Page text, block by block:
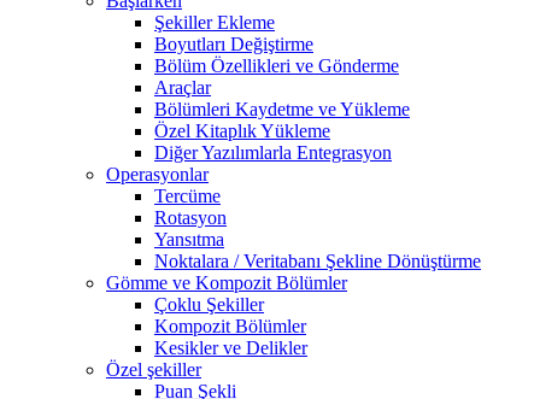
Şekiller Ekleme
Boyutları Değiştirme
Bölüm Özellikleri ve Gönderme
Araçlar
Bölümleri Kaydetme ve Yükleme
Özel Kitaplık Yükleme
Diğer Yazılımlarla Entegrasyon
Operasyonlar
Tercüme
Rotasyon
Yansıtma
Noktalara / Veritabanı Şekline Dönüştürme
Gömme ve Kompozit Bölümler
Çoklu Şekiller
Kompozit Bölümler
Kesikler ve Delikler
Özel şekiller
Puan Şekli